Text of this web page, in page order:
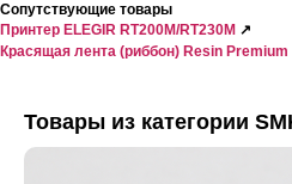
Сопутствующие товары
Принтер ELEGIR RT200M/RT230M ↗
Красящая лента (риббон) Resin Premium
Товары из категории